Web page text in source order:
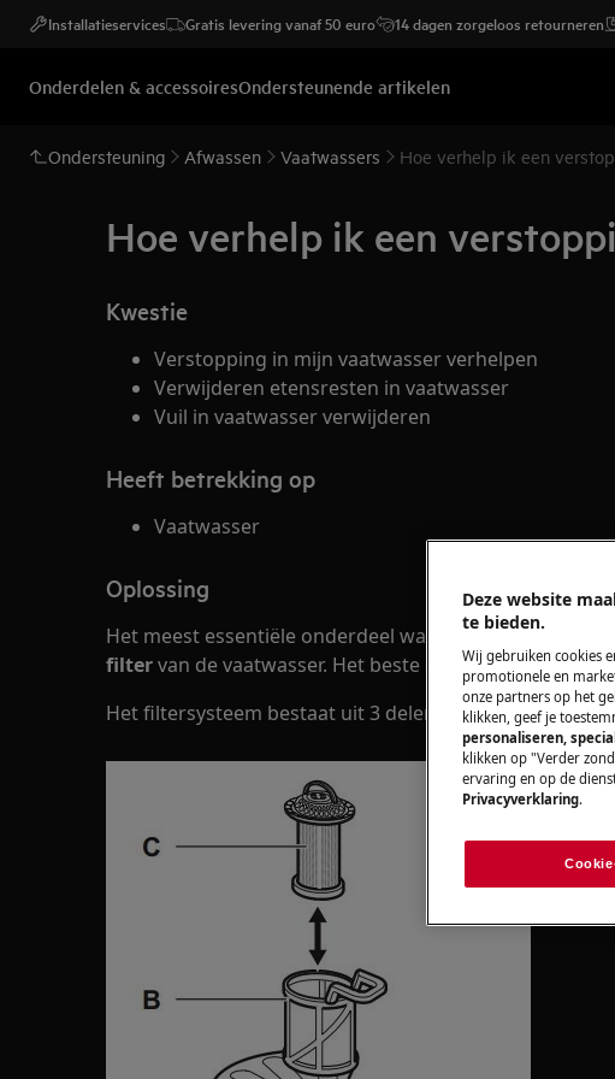
Installatieservices Gratis levering vanaf 50 euro 14 dagen zorgeloos retourneren
Onderdelen & accessoiresOndersteunende artikelen
Ondersteuning Afwassen Vaatwassers Hoe verhelp ik een
Hoe verhelp ik een
Kwestie
Verstopping in mijn vaatwasser verhelpen
Verwijderen etensresten in vaatwasser
Vuil in vaatwasser verwijderen
Heeft betrekking op
Vaatwasser
Oplossing
Het meest essentiële onderdeel waar vuil en resten
filtervan de vaatwasser. Het beste en makkelijkste is
Het filtersysteem bestaat uit 3 delen:
Deze website
te bieden.
Wij gebruiken cookies
promotionele en
onze partners op het
klikken, geef je
personaliseren,
klikken op "Verder
ervaring en op de
Privacyverklaring.